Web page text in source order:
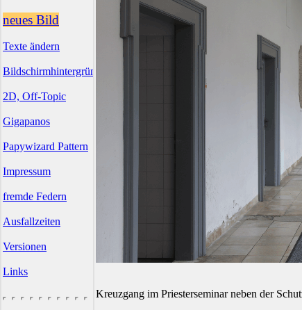
neues Bild
Texte ändern
Bildschirmhintergründe
2D, Off-Topic
Gigapanos
Papywizard Pattern
Impressum
fremde Federn
Ausfallzeiten
Versionen
Links
Kreuzgang im Priesterseminar neben der